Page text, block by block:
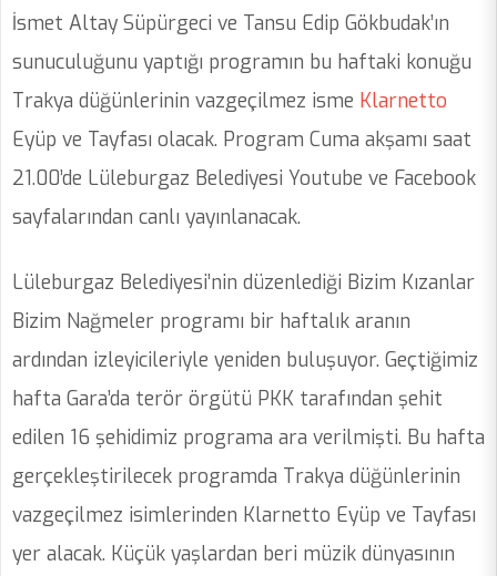
İsmet Altay Süpürgeci ve Tansu Edip Gökbudak’ın
sunuculuğunu yaptığı programın bu haftaki konuğu
Trakya düğünlerinin vazgeçilmez isme Klarnetto
Eyüp ve Tayfası olacak. Program Cuma akşamı saat
21.00’de Lüleburgaz Belediyesi Youtube ve Facebook
sayfalarından canlı yayınlanacak.
Lüleburgaz Belediyesi’nin düzenlediği Bizim Kızanlar
Bizim Nağmeler programı bir haftalık aranın
ardından izleyicileriyle yeniden buluşuyor. Geçtiğimiz
hafta Gara’da terör örgütü PKK tarafından şehit
edilen 16 şehidimiz programa ara verilmişti. Bu hafta
gerçekleştirilecek programda Trakya düğünlerinin
vazgeçilmez isimlerinden Klarnetto Eyüp ve Tayfası
yer alacak. Küçük yaşlardan beri müzik dünyasının